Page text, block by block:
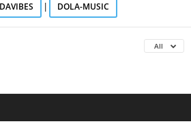
DOLA-MUSIC
All